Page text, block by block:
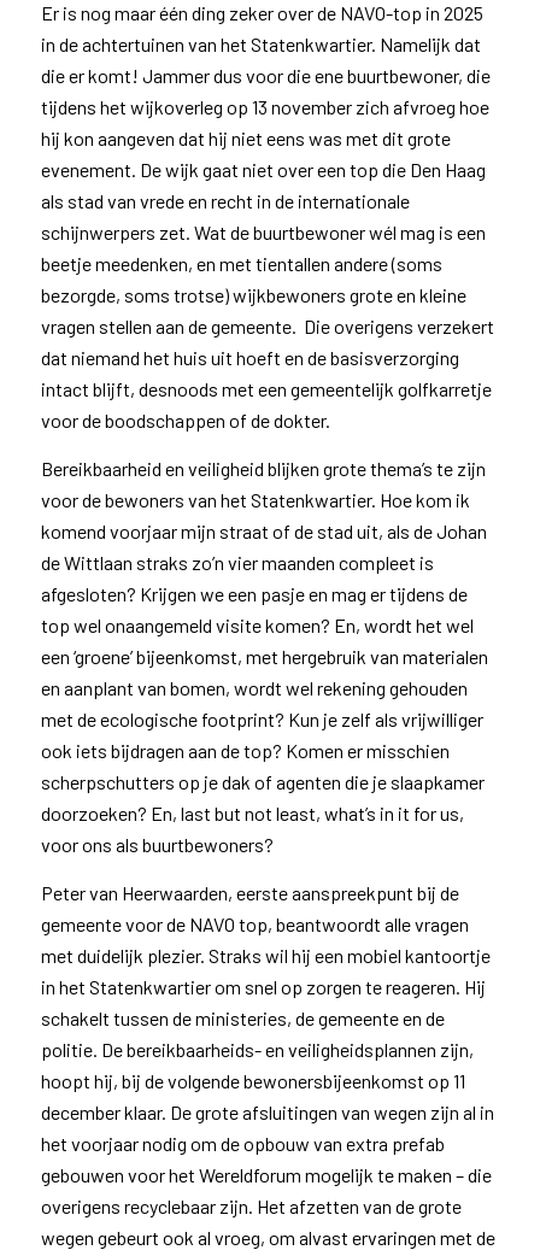
Er is nog maar één ding zeker over de NAVO-top in 2025
in de achtertuinen van het Statenkwartier. Namelijk dat
die er komt! Jammer dus voor die ene buurtbewoner, die
tijdens het wijkoverleg op 13 november zich afvroeg hoe
hij kon aangeven dat hij niet eens was met dit grote
evenement. De wijk gaat niet over een top die Den Haag
als stad van vrede en recht in de internationale
schijnwerpers zet. Wat de buurtbewoner wél mag is een
beetje meedenken, en met tientallen andere (soms
bezorgde, soms trotse) wijkbewoners grote en kleine
vragen stellen aan de gemeente. Die overigens verzekert
dat niemand het huis uit hoeft en de basisverzorging
intact blijft, desnoods met een gemeentelijk golfkarretje
voor de boodschappen of de dokter.
Bereikbaarheid en veiligheid blijken grote thema’s te zijn
voor de bewoners van het Statenkwartier. Hoe kom ik
komend voorjaar mijn straat of de stad uit, als de Johan
de Wittlaan straks zo’n vier maanden compleet is
afgesloten? Krijgen we een pasje en mag er tijdens de
top wel onaangemeld visite komen? En, wordt het wel
een ‘groene’ bijeenkomst, met hergebruik van materialen
en aanplant van bomen, wordt wel rekening gehouden
met de ecologische footprint? Kun je zelf als vrijwilliger
ook iets bijdragen aan de top? Komen er misschien
scherpschutters op je dak of agenten die je slaapkamer
doorzoeken? En, last but not least, what’s in it for us,
voor ons als buurtbewoners?
Peter van Heerwaarden, eerste aanspreekpunt bij de
gemeente voor de NAVO top, beantwoordt alle vragen
met duidelijk plezier. Straks wil hij een mobiel kantoortje
in het Statenkwartier om snel op zorgen te reageren. Hij
schakelt tussen de ministeries, de gemeente en de
politie. De bereikbaarheids- en veiligheidsplannen zijn,
hoopt hij, bij de volgende bewonersbijeenkomst op 11
december klaar. De grote afsluitingen van wegen zijn al in
het voorjaar nodig om de opbouw van extra prefab
gebouwen voor het Wereldforum mogelijk te maken – die
overigens recyclebaar zijn. Het afzetten van de grote
wegen gebeurt ook al vroeg, om alvast ervaringen met de